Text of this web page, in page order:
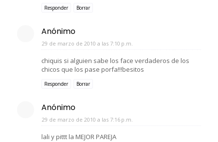
Responder Borrar
Anónimo
29 de marzo de 2010 a las 7:10 p.m.
chiquis si alguien sabe los face verdaderos de los
chicos que los pase porfa!!!besitos
Responder Borrar
Anónimo
29 de marzo de 2010 a las 7:16 p.m.
lali y pittt la MEJOR PAREJA